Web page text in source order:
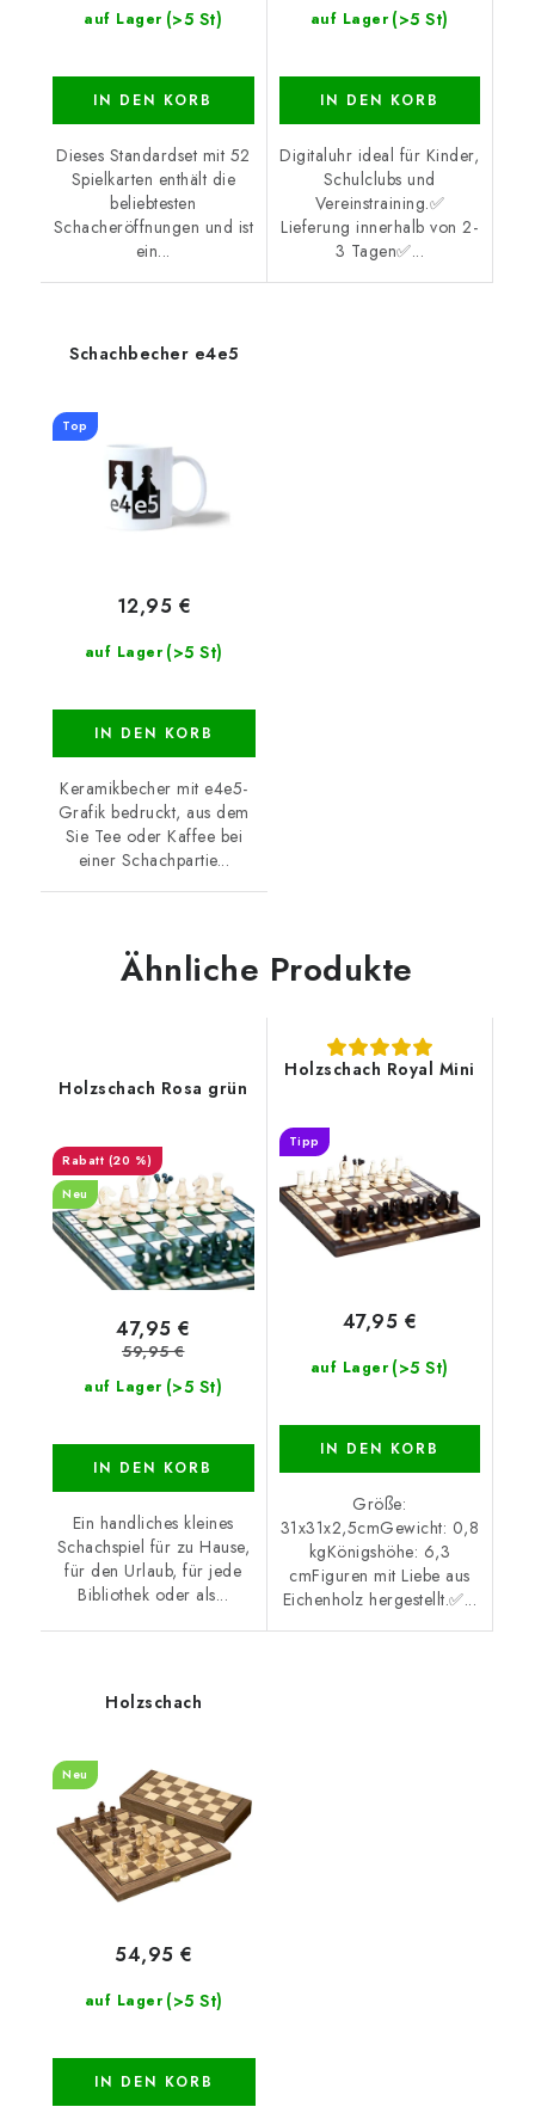
auf Lager (>5 St)
IN DEN KORB
Dieses Standardset mit 52
Spielkarten enthält die
beliebtesten
Schacheröffnungen und ist
ein...
auf Lager (>5 St)
IN DEN KORB
Digitaluhr ideal für Kinder,
Schulclubs und
Vereinstraining.✅
Lieferung innerhalb von 2-
3 Tagen✅...
Schachbecher e4e5
Top
auf Lager (>5 St)
12,95 €
IN DEN KORB
Keramikbecher mit e4e5-
Grafik bedruckt, aus dem
Sie Tee oder Kaffee bei
einer Schachpartie...
Ähnliche Produkte
Holzschach Rosa grün
(20 %)
Neu
auf Lager (>5 St)
47,95 €
59,95 €
IN DEN KORB
Ein handliches kleines
Schachspiel für zu Hause,
für den Urlaub, für jede
Bibliothek oder als...
Holzschach Royal Mini
Tipp
auf Lager (>5 St)
47,95 €
IN DEN KORB
Größe:
31x31x2,5cmGewicht: 0,8
kgKönigshöhe: 6,3
cmFiguren mit Liebe aus
Eichenholz hergestellt.✅...
Holzschach
Neu
auf Lager (>5 St)
54,95 €
IN DEN KORB